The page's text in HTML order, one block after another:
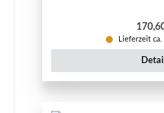
Lieferzeit ca.